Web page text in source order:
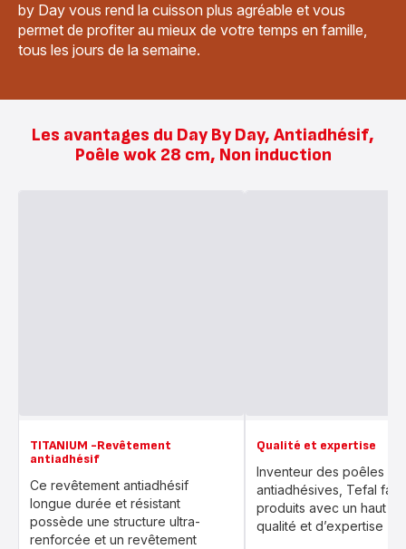
by Day vous rend la cuisson plus agréable et vous
permet de profiter au mieux de votre temps en famille,
tous les jours de la semaine.
Les avantages du Day By Day, Antiadhésif,
Poêle wok 28 cm, Non induction
TITANIUM -Revêtement
antiadhésif
Ce revêtement antiadhésif
longue durée et résistant
possède une structure ultra-
renforcée et un revêtement
Qualité et expertise
Inventeur des poêles
antiadhésives, Tefal
produits avec un haut
qualité et d’expertise